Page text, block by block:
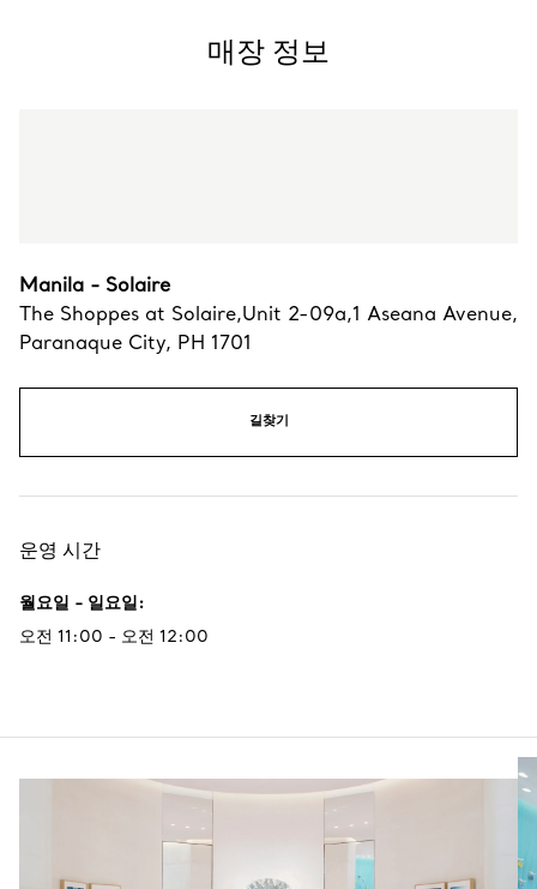
매장 정보
Manila - Solaire
The Shoppes at Solaire,Unit 2-09a,1 Aseana Avenue,
Paranaque City, PH 1701
길찾기
운영 시간
월요일 - 일요일:
오전 11:00 - 오전 12:00